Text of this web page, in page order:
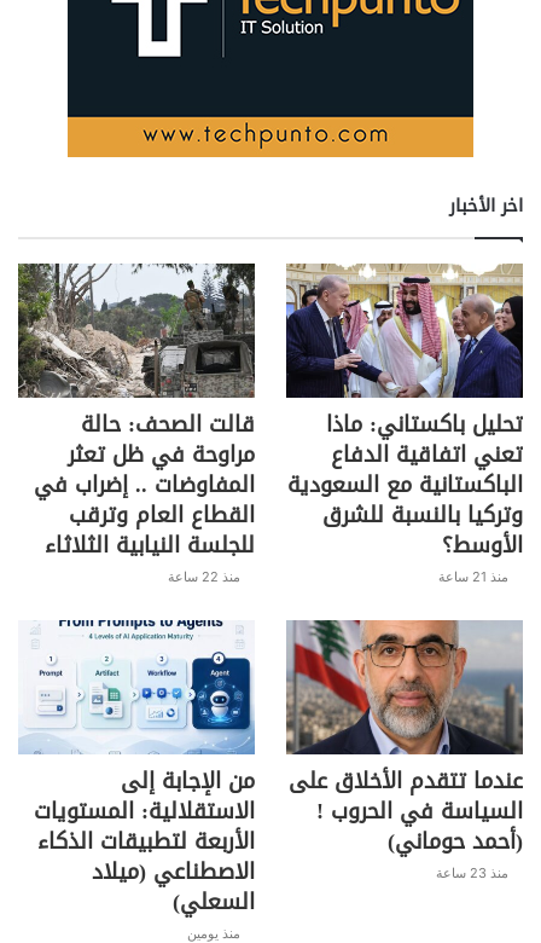
o
p
اخر الأخبار
تحليل باكستاني: ماذا
تعني اتفاقية الدفاع
الباكستانية مع السعودية
وتركيا بالنسبة للشرق
الأوسط؟
منذ 21 ساعة
قالت الصحف: حالة
مراوحة في ظل تعثر
المفاوضات .. إضراب في
القطاع العام وترقب
للجلسة النيابية الثلاثاء
منذ 22 ساعة
عندما تتقدم الأخلاق على
السياسة في الحروب !
(أحمد حوماني)
منذ 23 ساعة
من الإجابة إلى
الاستقلالية: المستويات
الأربعة لتطبيقات الذكاء
الاصطناعي (ميلاد
السعلي)
منذ يومين